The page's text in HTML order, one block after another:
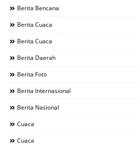
Berita Bencana
Berita Cuaca
Berita Cuaca
Berita Daerah
Berita Foto
Berita Internasional
Berita Nasional
Cuaca
Cuaca